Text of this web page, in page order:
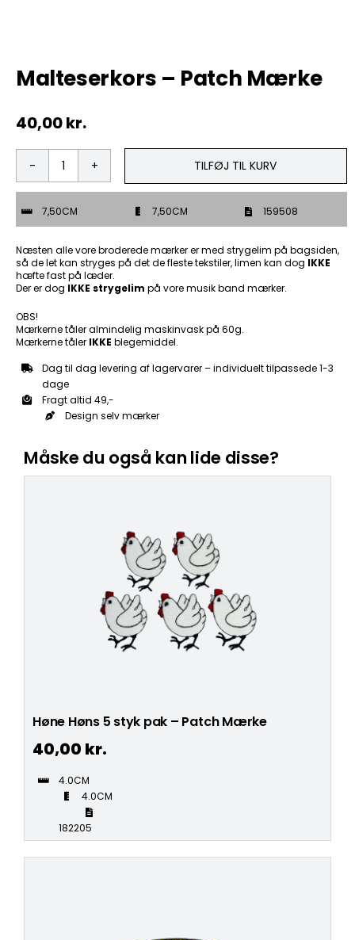
ØL & Spiritus
Andre Mærker
Tøj & Andre Varer
Malteserkors – Patch Mærke
40,00kr.
Malteserkors
-
Mærke
antal
TILFØJ TIL KURV
7,50CM 7,50CM 159508
Næsten alle vore broderede mærker er med strygelim på bagsiden,
så de let kan stryges på det de fleste tekstiler, limen kan dog IKKE
hæfte fast på læder.
Der er dog IKKE strygelim på vore musik band mærker.
OBS!
Mærkerne tåler almindelig maskinvask på 60g.
Mærkerne tåler IKKE blegemiddel.
Dag til dag levering af lagervarer – individuelt tilpassede 1-3
dage
Fragt altid 49,-
Design selv mærker
Måske du også kan lide disse?
Høne Høns 5 styk pak – Patch Mærke
40,00 kr.
4.0CM
4.0CM
182205